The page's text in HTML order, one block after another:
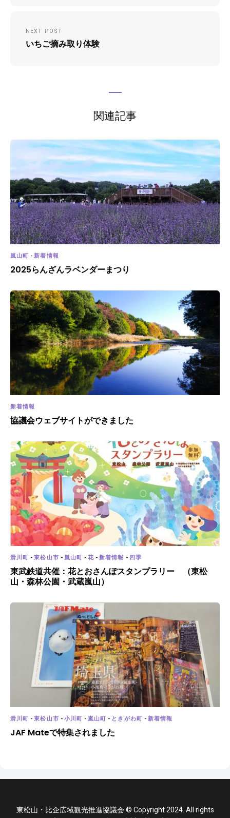
NEXT POST
いちご摘み取り体験
関連記事
嵐山町 -新着情報
2025らんざんラベンダーまつり
新着情報
協議会ウェブサイトができました
滑川町 -東松山市 -嵐山町 -花 -新着情報 - 四季
東武鉄道共催：花とおさんぽスタンプラリー （東松
山・森林公園・武蔵嵐山）
滑川町 -東松山市 -小川町 -嵐山町 - ときがわ町 -新着情報
JAF Mateで特集されました
東松山・比企広域観光推進協議会 © Copyright 2024. All rights